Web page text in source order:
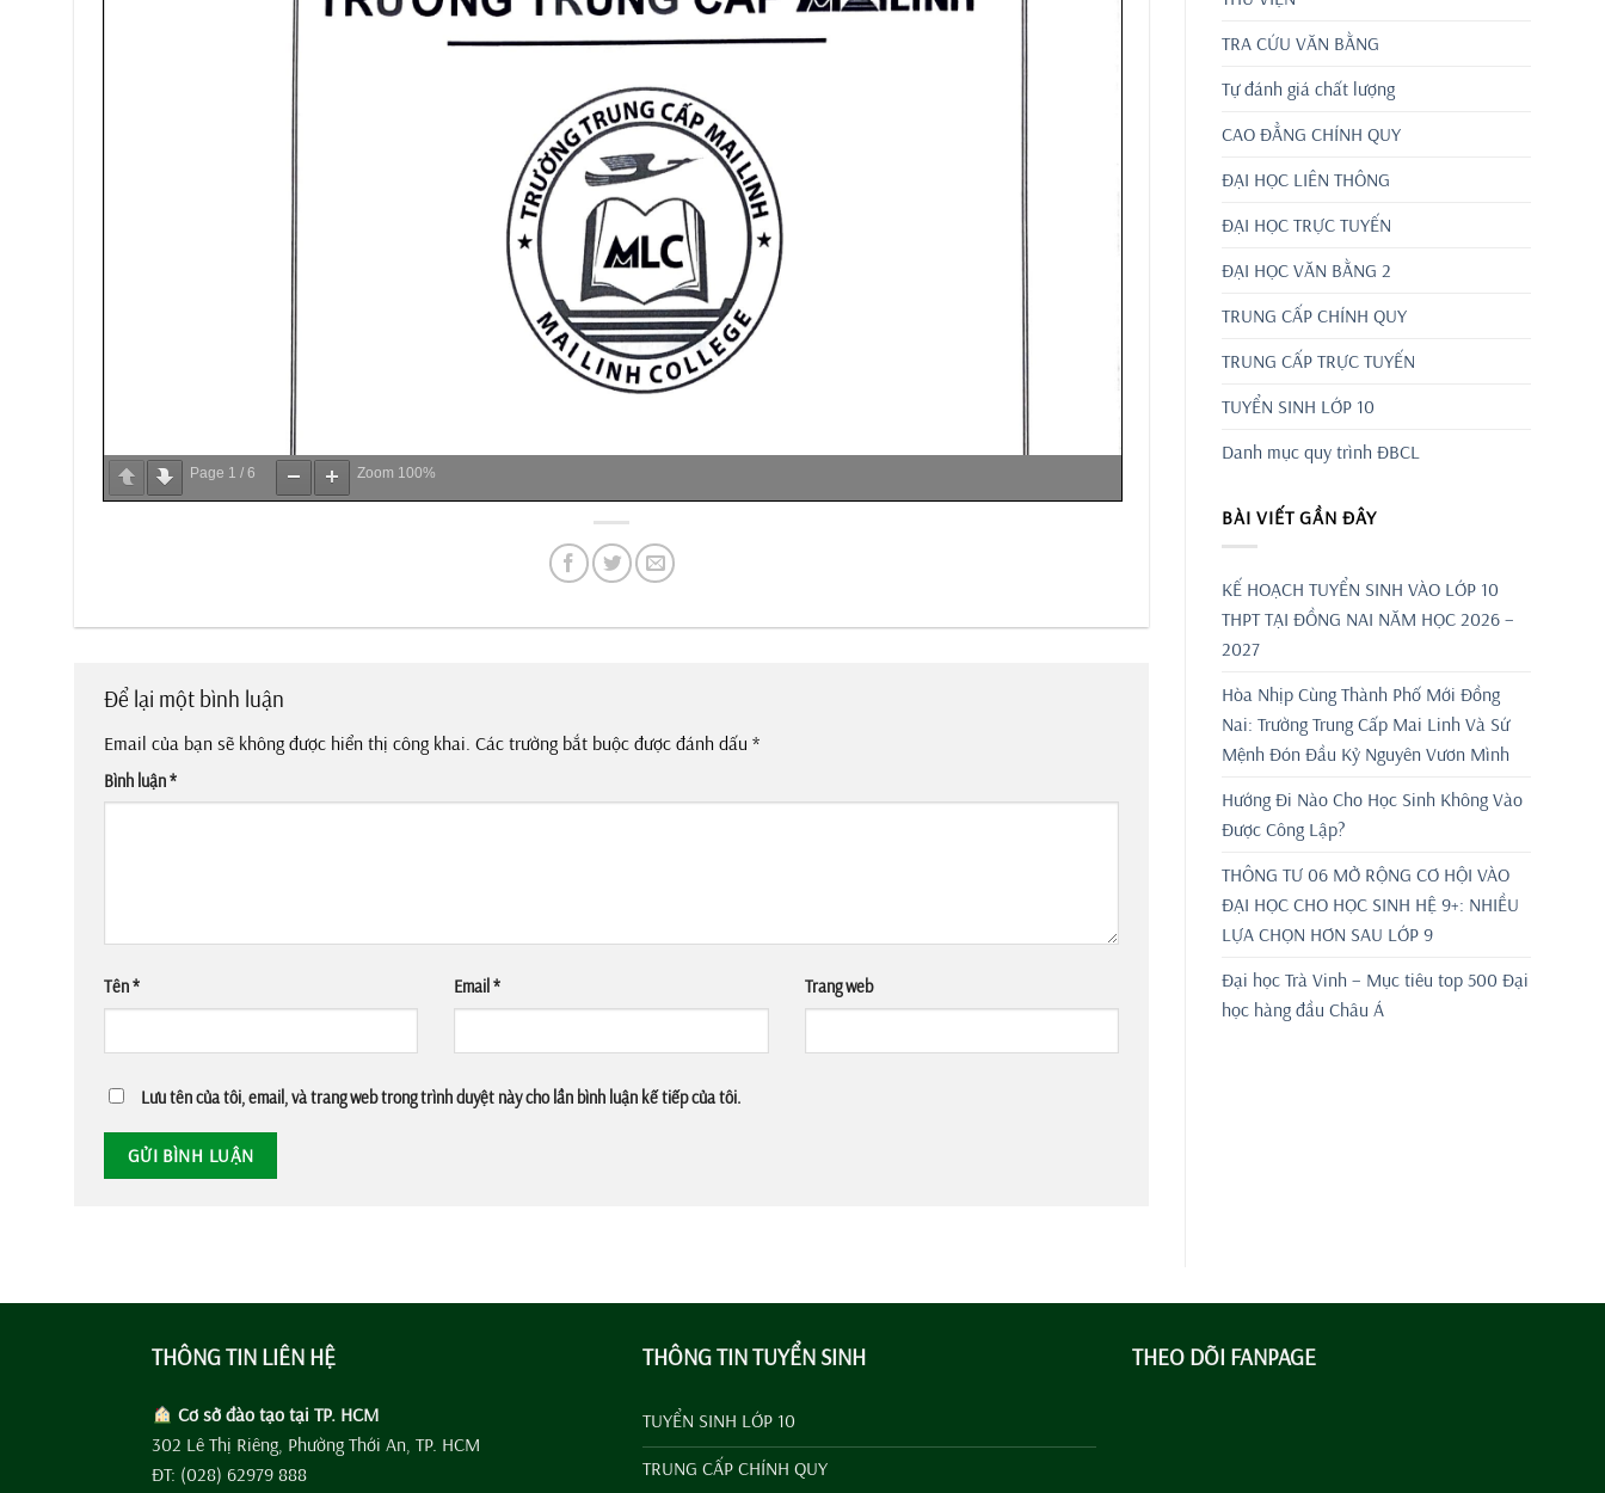
Page 1 / 6 Zoom 100%
Để lại một bình luận
Email của bạn sẽ không được hiển thị công khai. Các trường bắt buộc được đánh dấu *
Bình luận*
Tên* Email* Trang web
Lưu tên của tôi, email, và trang web trong trình duyệt này cho lần bình luận kế tiếp của tôi.
TRA CỨU VĂN BẰNG
Tự đánh giá chất lượng
CAO ĐẲNG CHÍNH QUY
ĐẠI HỌC LIÊN THÔNG
ĐẠI HỌC TRỰC TUYẾN
ĐẠI HỌC VĂN BẰNG 2
TRUNG CẤP CHÍNH QUY
TRUNG CẤP TRỰC TUYẾN
TUYỂN SINH LỚP 10
Danh mục quy trình ĐBCL
BÀI VIẾT GẦN ĐÂY
KẾ HOẠCH TUYỂN SINH VÀO LỚP 10
THPT TẠI ĐỒNG NAI NĂM HỌC 2026 –
2027
Hòa Nhịp Cùng Thành Phố Mới Đồng
Nai: Trường Trung Cấp Mai Linh Và Sứ
Mệnh Đón Đầu Kỷ Nguyên Vươn Mình
Hướng Đi Nào Cho Học Sinh Không Vào
Được Công Lập?
THÔNG TƯ 06 MỞ RỘNG CƠ HỘI VÀO
ĐẠI HỌC CHO HỌC SINH HỆ 9+: NHIỀU
LỰA CHỌN HƠN SAU LỚP 9
Đại học Trà Vinh – Mục tiêu top 500 Đại
học hàng đầu Châu Á
THÔNG TIN LIÊN HỆ
Cơ sở đào tạo tại TP. HCM
302 Lê Thị Riêng, Phường Thới An, TP. HCM
ĐT: (028) 62979 888
THÔNG TIN TUYỂN SINH
TUYỂN SINH LỚP 10
TRUNG CẤP CHÍNH QUY
THEO DÕI FANPAGE